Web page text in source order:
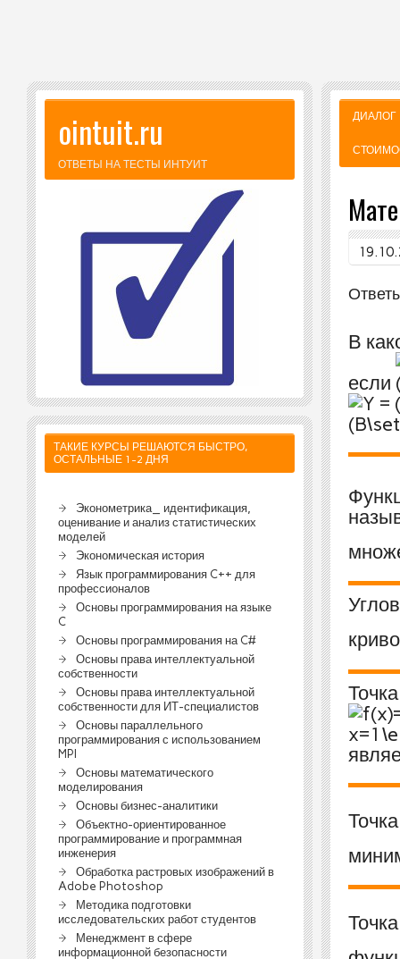
ДИАЛОГ
В
если
ointuit.ru
ОТВЕТЫ НА ТЕСТЫ ИНТУИТ
ТАКИЕ КУРСЫ РЕШАЮТСЯ БЫСТРО,
ОСТАЛЬНЫЕ 1-2 ДНЯ
Эконометрика_ идентификация,
оценивание и анализ статистических
моделей
Экономическая история
Язык программирования C++ для
профессионалов
Основы программирования на языке
C
Основы программирования на C#
Основы права интеллектуальной
собственности
Основы права интеллектуальной
собственности для ИТ-специалистов
Основы параллельного
программирования с использованием
MPI
Основы математического
моделирования
Основы бизнес-аналитики
Объектно-ориентированное
программирование и программная
инженерия
Обработка растровых изображений в
Adobe Photoshop
Методика подготовки
исследовательских работ студентов
Менеджмент в сфере
информационной безопасности